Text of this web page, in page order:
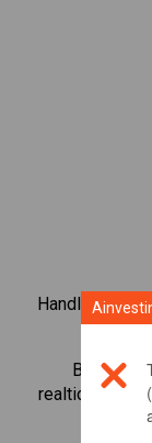
Handl over
Begynd
realtidskurser